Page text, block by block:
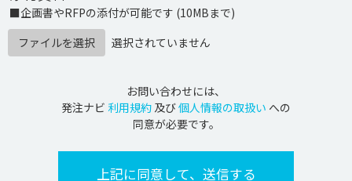
■企画書やRFPの添付が可能です (10MBまで)
ファイルを選択
選択されていません
お問い合わせには、
発注ナビ 利用規約 及び個人情報の取扱い への
同意が必要です。